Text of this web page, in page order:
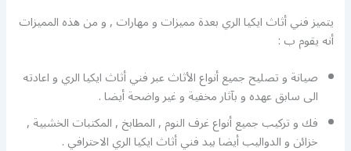
يتميز فني أثاث ايكيا الري بعدة مميزات و مهارات , و من هذه المميزات
أنه يقوم ب :
صيانة و تصليح جميع أنواع الأثاث عبر فني أثاث ايكيا الري و اعادته
الى سابق عهده و بآثار مخفية و غير واضحة أيضا .
فك و تركيب جميع أنواع غرف النوم , المطابخ , المكتبات الخشبية ,
خزائن و الدواليب أيضا بيد فني أثاث ايكيا الري الاحترافي .